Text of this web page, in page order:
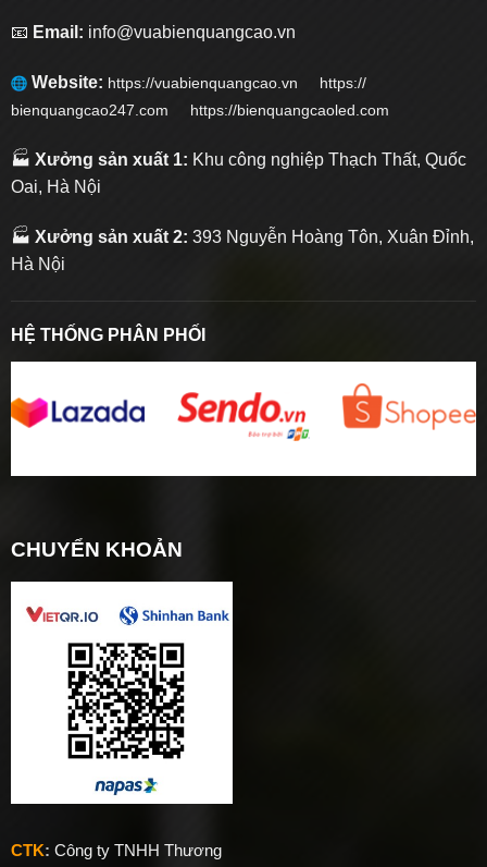
📧 Email: info@vuabienquangcao.vn
Website: https://vuabienquangcao.vn https://
bienquangcao247.com https://bienquangcaoled.com
🏭 Xưởng sản xuất 1: Khu công nghiệp Thạch Thất, Quốc
Oai, Hà Nội
🏭 Xưởng sản xuất 2: 393 Nguyễn Hoàng Tôn, Xuân Đỉnh,
Hà Nội
HỆ THỐNG PHÂN PHỐI
CHUYỂN KHOẢN
CTK: Công ty TNHH Thương